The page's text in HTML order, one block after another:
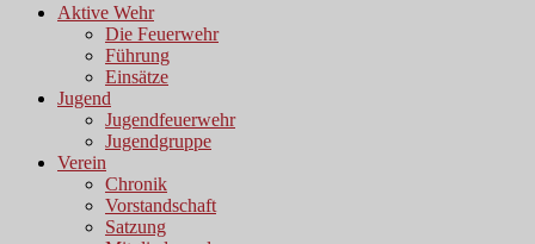
Aktive Wehr
Die Feuerwehr
Führung
Einsätze
Jugend
Jugendfeuerwehr
Jugendgruppe
Verein
Chronik
Vorstandschaft
Satzung